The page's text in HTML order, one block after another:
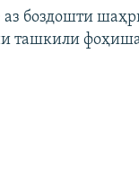
боздошти
ташкили